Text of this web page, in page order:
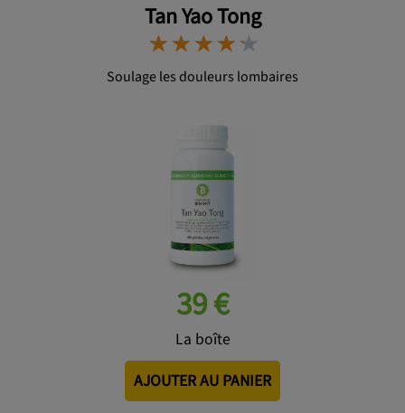
Tan Yao Tong
⋆⋆⋆⋆⋆
⋆⋆⋆⋆⋆
Soulage les douleurs lombaires
39 €
La boîte
AJOUTER AU PANIER